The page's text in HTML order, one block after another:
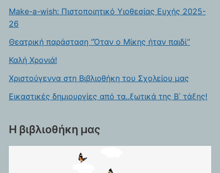
Make-a-wish: Πιστοποιητικό Υιοθεσίας Ευχής 2025-
26
Θεατρική παράσταση “Όταν ο Μίκης ήταν παιδί”
Καλή Χρονιά!
Xριστούγεννα στη Βιβλιοθήκη του Σχολείου μας
Εικαστικές δημιουργίες από τα..ξωτικά της Β΄ τάξης!
Η βιβλιοθήκη μας